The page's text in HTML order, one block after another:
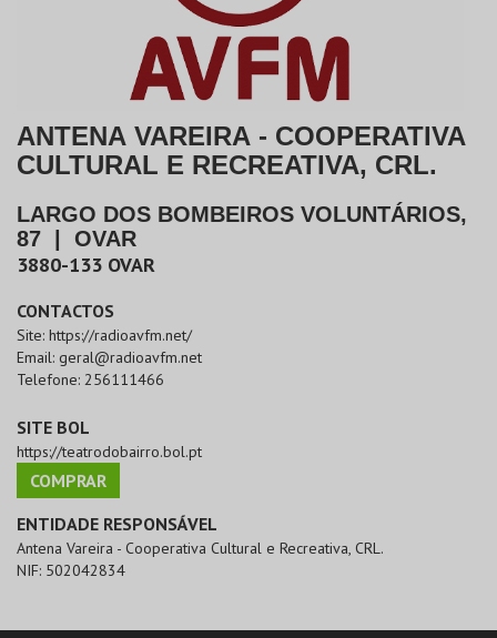
ANTENA VAREIRA - COOPERATIVA
CULTURAL E RECREATIVA, CRL.
LARGO DOS BOMBEIROS VOLUNTÁRIOS,
87 | OVAR
3880-133 OVAR
CONTACTOS
Site: https://radioavfm.net/
Email: geral@radioavfm.net
Telefone: 256111466
SITE BOL
https://teatrodobairro.bol.pt
COMPRAR
ENTIDADE RESPONSÁVEL
Antena Vareira - Cooperativa Cultural e Recreativa, CRL.
NIF: 502042834